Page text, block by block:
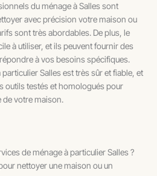
du ménage à Salles sont
avec précision votre maison ou
sont très abordables. De plus, le
à utiliser, et ils peuvent fournir des
à vos besoins spécifiques.
Salles est très sûr et fiable, et
outils testés et homologués pour
de votre maison.
de ménage à particulier Salles ?
nettoyer une maison ou un